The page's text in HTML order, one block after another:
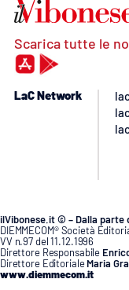
Scarica tutte le
LaC Network
ilVibonese.it © – Dalla parte
DIEMMECOM® Società
VV n.97 del 11.12.1996
Direttore Responsabile
Direttore Editoriale Maria
www.diemmecom.it